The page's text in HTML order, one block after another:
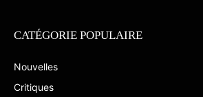
CATÉGORIE POPULAIRE
Nouvelles
Critiques